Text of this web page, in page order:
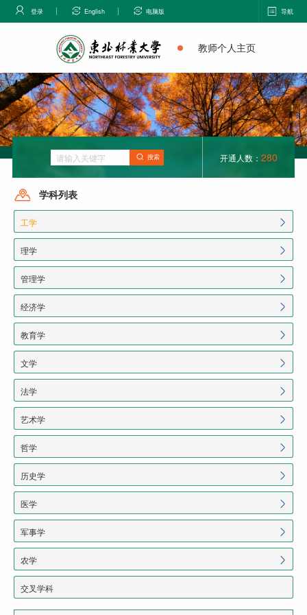
登录 English 电脑版 导航
教师个人主页
搜索 开通人数： 280
学科列表
工学
理学
管理学
经济学
教育学
文学
法学
艺术学
哲学
历史学
医学
军事学
农学
交叉学科